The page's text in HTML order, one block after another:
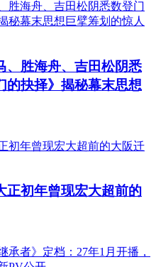
、胜海舟、吉田松阴悉
的抉择》揭秘幕末思想
正初年曾现宏大超前的